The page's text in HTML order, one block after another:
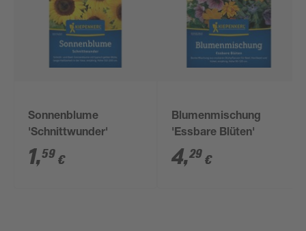
Sonnenblume
'Schnittwunder'
1,59 €
Blumenmischung
'Essbare Blüten'
4,29 €